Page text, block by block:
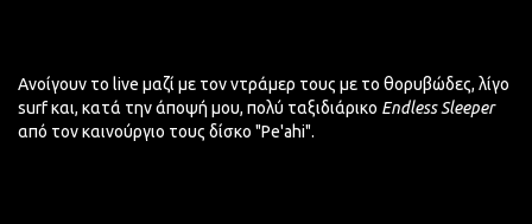
Ανοίγουν το live μαζί με τον ντράμερ τους με το θορυβώδες, λίγο
surf και, κατά την άποψή μου, πολύ ταξιδιάρικο Endless Sleeper
από τον καινούργιο τους δίσκο "Pe'ahi".